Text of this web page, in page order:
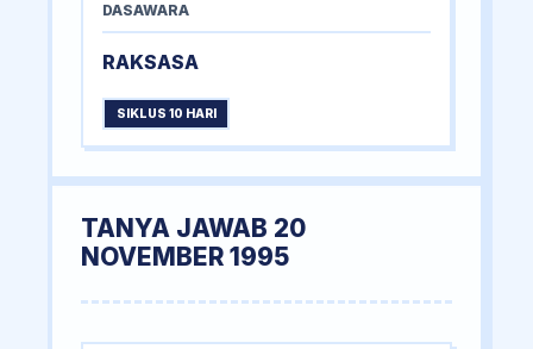
DASAWARA
RAKSASA
SIKLUS 10 HARI
TANYA JAWAB 20
NOVEMBER 1995